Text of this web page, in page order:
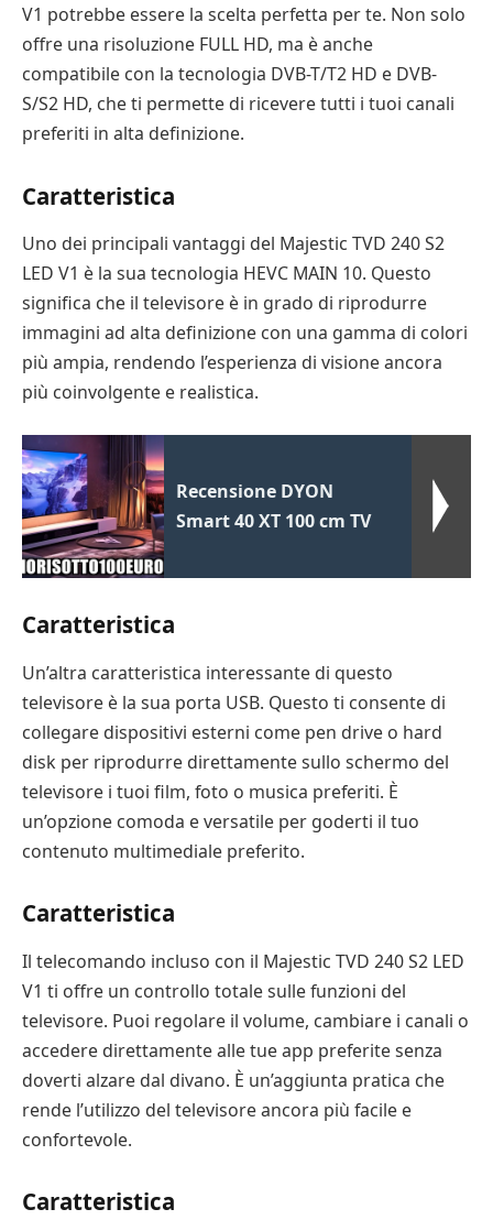
V1 potrebbe essere la scelta perfetta per te. Non solo
offre una risoluzione FULL HD, ma è anche
compatibile con la tecnologia DVB-T/T2 HD e DVB-
S/S2 HD, che ti permette di ricevere tutti i tuoi canali
preferiti in alta definizione.
Caratteristica
Uno dei principali vantaggi del Majestic TVD 240 S2
LED V1 è la sua tecnologia HEVC MAIN 10. Questo
significa che il televisore è in grado di riprodurre
immagini ad alta definizione con una gamma di colori
più ampia, rendendo l’esperienza di visione ancora
più coinvolgente e realistica.
Recensione DYON
Smart 40 XT 100 cm TV
Caratteristica
Un’altra caratteristica interessante di questo
televisore è la sua porta USB. Questo ti consente di
collegare dispositivi esterni come pen drive o hard
disk per riprodurre direttamente sullo schermo del
televisore i tuoi film, foto o musica preferiti. È
un’opzione comoda e versatile per goderti il tuo
contenuto multimediale preferito.
Caratteristica
Il telecomando incluso con il Majestic TVD 240 S2 LED
V1 ti offre un controllo totale sulle funzioni del
televisore. Puoi regolare il volume, cambiare i canali o
accedere direttamente alle tue app preferite senza
doverti alzare dal divano. È un’aggiunta pratica che
rende l’utilizzo del televisore ancora più facile e
confortevole.
Caratteristica